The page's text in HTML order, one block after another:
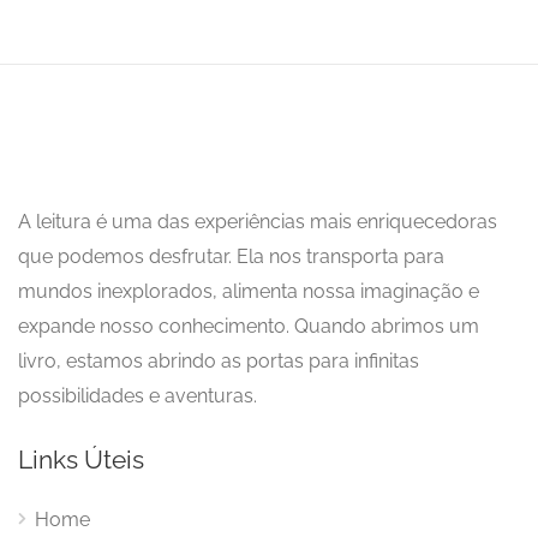
A leitura é uma das experiências mais enriquecedoras
que podemos desfrutar. Ela nos transporta para
mundos inexplorados, alimenta nossa imaginação e
expande nosso conhecimento. Quando abrimos um
livro, estamos abrindo as portas para infinitas
possibilidades e aventuras.
Links Úteis
Home